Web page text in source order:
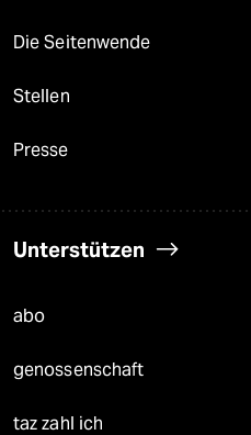
Die Seitenwende
Stellen
Presse
Unterstützen
abo
genossenschaft
taz zahl ich